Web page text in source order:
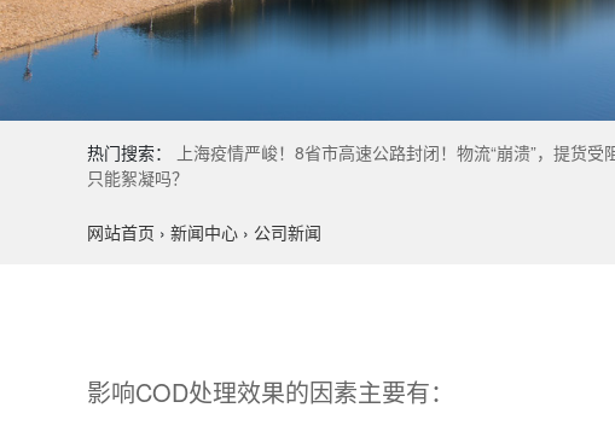
热门搜索： 上海疫情严峻！8省市高速公路封闭！物流“崩溃”，提货受
只能絮凝吗？
网站首页 › 新闻中心 › 公司新闻
影响COD处理效果的因素主要有：